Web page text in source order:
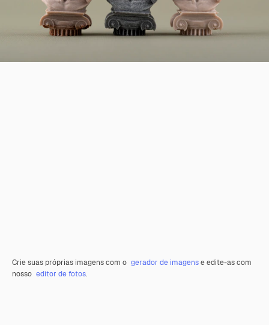
Crie suas próprias imagens com o gerador de imagense edite-as com
nosso editor de fotos.